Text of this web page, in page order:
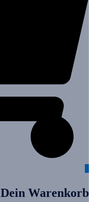
Dein Warenkorb